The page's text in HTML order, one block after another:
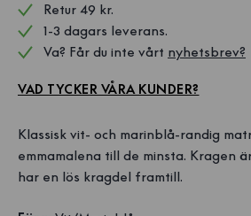
Retur 49 kr.
1-3 dagars leverans.
Va? Får du inte vårt nyhetsbrev?
VAD TYCKER VÅRA KUNDER?
Klassisk vit- och marinblå-randig
emmamalena till de minsta. Kragen
har en lös kragdel framtill.